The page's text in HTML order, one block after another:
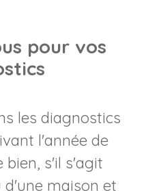
pour vos
les diagnostics
l'année de
s'il s'agit
maison et